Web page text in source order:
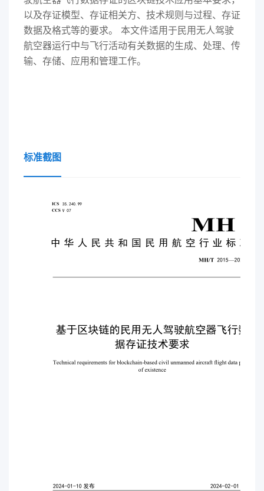
以及存证模型、存证相关方、技术规则与过程、存证
数据及格式等的要求。 本文件适用于民用无人驾驶
航空器运行中与飞行活动有关数据的生成、处理、传
输、存储、应用和管理工作。
标准截图